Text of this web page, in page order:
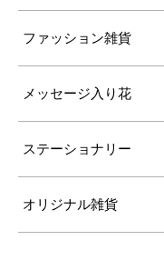
ファッション雑貨
メッセージ入り花
ステーショナリー
オリジナル雑貨